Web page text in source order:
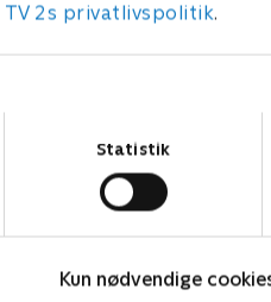
TV 2s privatlivspolitik.
Statistik
Kun nødvendige